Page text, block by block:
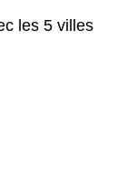
les 5 villes